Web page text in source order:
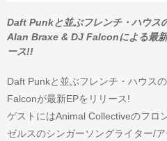
Daft Punkと並ぶフレンチ・ハウス
Alan Braxe & DJ Falconによる最
ース!!
Daft Punkと並ぶフレンチ・ハウス
Falconが最新EPをリリース!
ゲストにはAnimal Collectiveのフロ
ゼルスのシンガーソングライター/